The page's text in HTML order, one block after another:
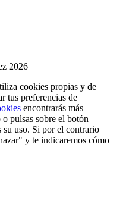
2026
cookies propias y de
tus preferencias de
encontrarás más
pulsas sobre el botón
su uso. Si por el contrario
y te indicaremos cómo